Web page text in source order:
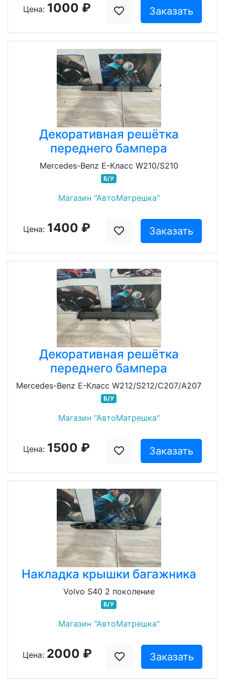
Цена: 1000 ₽ Заказать
Декоративная решётка
переднего бампера
Mercedes-Benz E-Класс W210/S210
Б/У
Магазин "АвтоМатрешка"
Цена: 1400 ₽ Заказать
Декоративная решётка
переднего бампера
Mercedes-Benz E-Класс W212/S212/C207/A207
Б/У
Магазин "АвтоМатрешка"
Цена: 1500 ₽ Заказать
Накладка крышки багажника
Volvo S40 2 поколение
Б/У
Магазин "АвтоМатрешка"
Цена: 2000 ₽ Заказать